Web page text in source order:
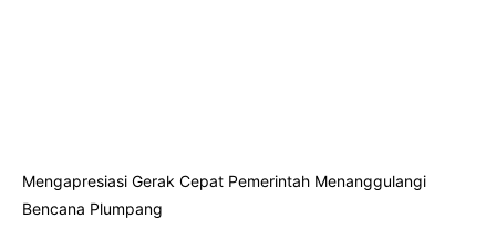
Mengapresiasi Gerak Cepat Pemerintah Menanggulangi
Bencana Plumpang